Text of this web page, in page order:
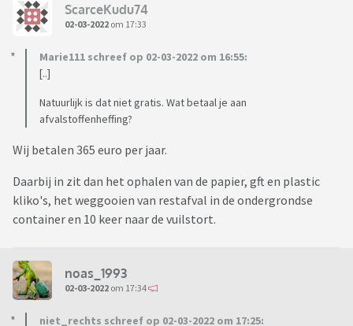
ScarceKudu74
02-03-2022 om 17:33
Marie111 schreef op 02-03-2022 om 16:55:
[..]
Natuurlijk is dat niet gratis. Wat betaal je aan
afvalstoffenheffing?
Wij betalen 365 euro per jaar.
Daarbij in zit dan het ophalen van de papier, gft en plastic
kliko's, het weggooien van restafval in de ondergrondse
container en 10 keer naar de vuilstort.
noas_1993
02-03-2022 om 17:34
niet_rechts schreef op 02-03-2022 om 17:25: